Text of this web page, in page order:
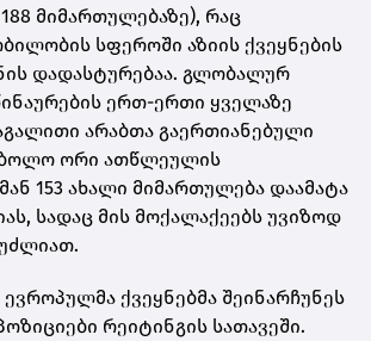
მიმართულებაზე), რაც
სფეროში აზიის ქვეყნების
დადასტურებაა. გლობალურ
ერთ-ერთი ყველაზე
არაბთა გაერთიანებული
ბოლო ორი ათწლეულის
153 ახალი მიმართულება დაამატა
სადაც მის მოქალაქეებს უვიზოდ
ქვეყნებმა შეინარჩუნეს
რეიტინგის სათავეში.